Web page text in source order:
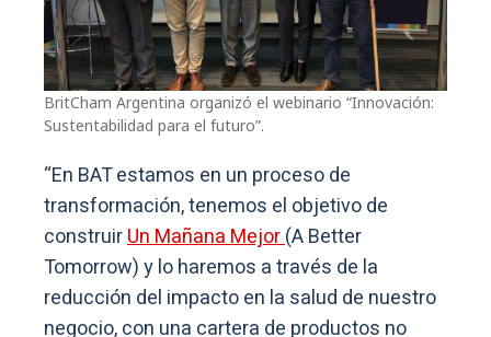
BritCham Argentina organizó el webinario “Innovación:
Sustentabilidad para el futuro”.
“En BAT estamos en un proceso de
transformación, tenemos el objetivo de
construirUn Mañana Mejor(A Better
Tomorrow) y lo haremos a través de la
reducción del impacto en la salud de nuestro
negocio, con una cartera de productos no